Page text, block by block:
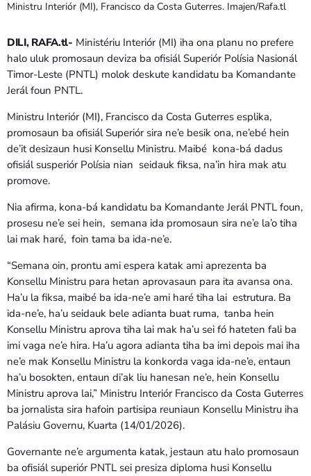
Ministru Interiór (MI), Francisco da Costa Guterres. Imajen/Rafa.tl
DILI, RAFA.tl- Ministériu Interiór (MI) iha ona planu no prefere
halo uluk promosaun deviza ba ofisiál Superiór Polísia Nasionál
Timor-Leste (PNTL) molok deskute kandidatu ba Komandante
Jerál foun PNTL.
Ministru Interiór (MI), Francisco da Costa Guterres esplika,
promosaun ba ofisiál Superiór sira ne’e besik ona, ne’ebé hein
de’it desizaun husi Konsellu Ministru. Maibé kona-bá dadus
ofisiál susperiór Polísia nian seidauk fiksa, na’in hira mak atu
promove.
Nia afirma, kona-bá kandidatu ba Komandante Jerál PNTL foun,
prosesu ne’e sei hein, semana ida promosaun sira ne’e la’o tiha
lai mak haré, foin tama ba ida-ne’e.
“Semana oin, prontu ami espera katak ami aprezenta ba
Konsellu Ministru para hetan aprovasaun para ita avansa ona.
Ha’u la fiksa, maibé ba ida-ne’e ami haré tiha lai estrutura. Ba
ida-ne’e, ha’u seidauk bele adianta buat ruma, tanba hein
Konsellu Ministru aprova tiha lai mak ha’u sei fó hateten fali ba
imi vaga ne’e hira. Ha’u agora adianta tiha ba imi depois mai iha
ne’e mak Konsellu Ministru la konkorda vaga ida-ne’e, entaun
ha’u bosokten, entaun di’ak liu hanesan ne’e, hein Konsellu
Ministru aprova lai,” Ministru Interiór Francisco da Costa Guterres
ba jornalista sira hafoin partisipa reuniaun Konsellu Ministru iha
Palásiu Governu, Kuarta (14/01/2026).
Governante ne’e argumenta katak, jestaun atu halo promosaun
ba ofisiál superiór PNTL sei presiza diploma husi Konsellu